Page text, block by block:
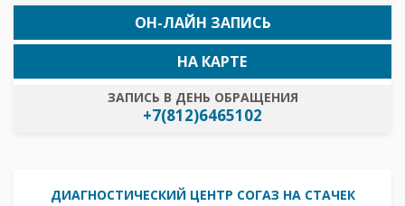
ОН-ЛАЙН ЗАПИСЬ
ЗАПИСЬ В ДЕНЬ ОБРАЩЕНИЯ
+7(812)6465102
НА КАРТЕ
ДИАГНОСТИЧЕСКИЙ ЦЕНТР СОГАЗ НА СТАЧЕК